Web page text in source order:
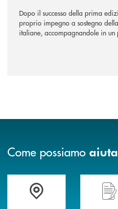
Dopo il successo della prima
proprio impegno a sostegno
italiane, accompagnandole in
Come possiamo
Trova la filiale più vicina a te .Hai